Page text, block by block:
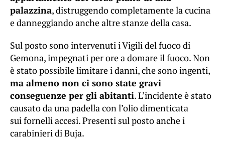
palazzina, distruggendo completamente la cucina
e danneggiando anche altre stanze della casa.
Sul posto sono intervenuti i Vigili del fuoco di
Gemona, impegnati per ore a domare il fuoco. Non
è stato possibile limitare i danni, che sono ingenti,
ma almeno non ci sono state gravi
conseguenze per gli abitanti. L’incidente è stato
causato da una padella con l’olio dimenticata
sui fornelli accesi. Presenti sul posto anche i
carabinieri di Buja.